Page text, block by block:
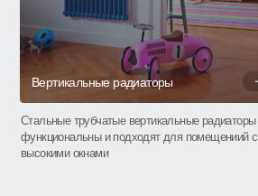
Вертикальные радиаторы
Стальные трубчатые вертикальные радиаторы
функциональны и подходят для помещениий с
высокими окнами